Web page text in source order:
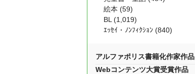
絵本 (59)
BL (1,019)
ｴｯｾｲ・ﾉﾝﾌｨｸｼｮﾝ (840)
アルファポリス書籍化作家作品
Webコンテンツ大賞受賞作品